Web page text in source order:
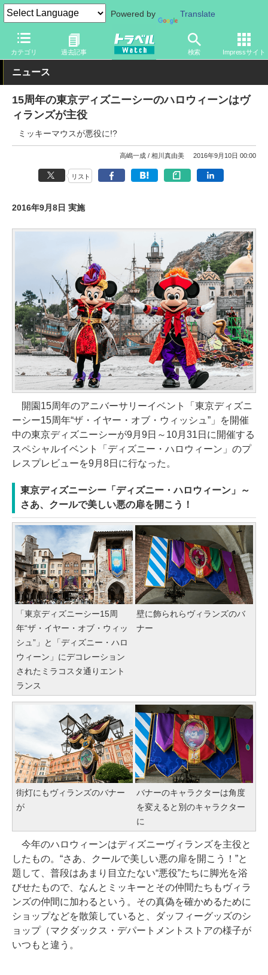
Powered by Translate
カテゴリ 過去記事 検索 Impressサイト
トラベル Watch 旅の情報 観光地 ディズニーリゾート
ニュース
15周年の東京ディズニーシーのハロウィーンはヴ
ィランズが主役
ミッキーマウスが悪役に!?
高嶋一成 相川真由美 2016年9月10日 00:00
リスト
2016年9月8日 実施
開園15周年のアニバーサリーイベント「東京ディズニ
ーシー15周年“ザ・イヤー・オブ・ウィッシュ”」を開催
中の東京ディズニーシーが9月9日～10月31日に開催する
スペシャルイベント「ディズニー・ハロウィーン」のプ
レスプレビューを9月8日に行なった。
東京ディズニーシー「ディズニー・ハロウィーン」～
さあ、クールで美しい悪の扉を開こう！
「東京ディズニーシー15周
年“ザ・イヤー・オブ・ウィッ
シュ”」と「ディズニー・ハロ
ウィーン」にデコレーション
されたミラコスタ通りエント
ランス
壁に飾られらヴィランズのバ
ナー
街灯にもヴィランズのバナー
が
バナーのキャラクターは角度
を変えると別のキャラクター
に
今年のハロウィーンはディズニーヴィランズを主役と
したもの。“さあ、クールで美しい悪の扉を開こう！”と
題して、普段はあまり目立たない“悪役”たちに脚光を浴
びせたもので、なんとミッキーとその仲間たちもヴィラ
ンズの仲間に加わるという。その真偽を確かめるために
ショップなどを散策していると、ダッフィーグッズのシ
ョップ（マクダックス・デパートメントストアの様子が
いつもと違う。